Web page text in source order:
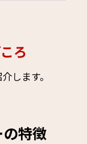
ろ
します。
特徴